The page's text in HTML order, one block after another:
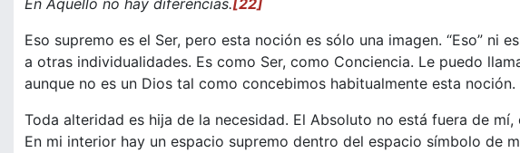
En Aquello no hay diferencias.[22]
Eso supremo es el Ser, pero esta noción es sólo una imagen. “Eso” ni
a otras individualidades. Es como Ser, como Conciencia. Le puedo
aunque no es un Dios tal como concebimos habitualmente esta noción.
Toda alteridad es hija de la necesidad. El Absoluto no está fuera de
En mi interior hay un espacio supremo dentro del espacio símbolo de